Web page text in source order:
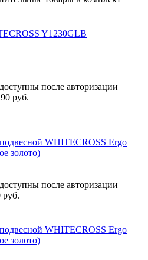
Y1230GLB
после авторизации
руб.
WHITECROSS Ergo
золото)
после авторизации
руб.
WHITECROSS Ergo
золото)